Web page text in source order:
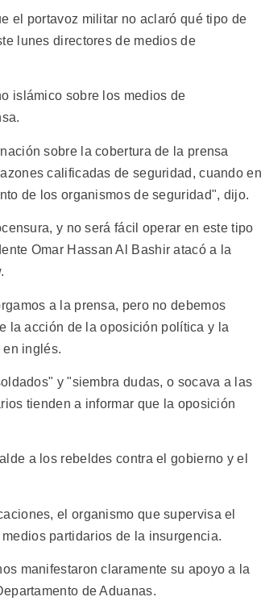
el portavoz militar no aclaró qué tipo de
lunes directores de medios de
islámico sobre los medios de
sobre la cobertura de la prensa
calificadas de seguridad, cuando en
de los organismos de seguridad", dijo.
y no será fácil operar en este tipo
Omar Hassan Al Bashir atacó a la
a la prensa, pero no debemos
la acción de la oposición política y la
inglés.
y "siembra dudas, o socava a las
tienden a informar que la oposición
a los rebeldes contra el gobierno y el
el organismo que supervisa el
partidarios de la insurgencia.
manifestaron claramente su apoyo a la
de Aduanas.